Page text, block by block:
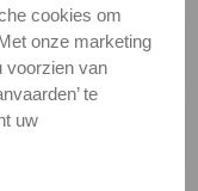
cookies om
onze marketing
voorzien van
te
uw